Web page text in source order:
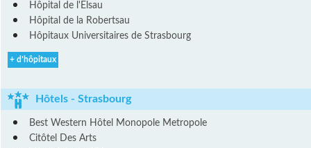
Hôpital de l'Elsau
Hôpital de la Robertsau
Hôpitaux Universitaires de Strasbourg
+ d’hôpitaux
Hôtels - Strasbourg
Best Western Hôtel Monopole Metropole
Citôtel Des Arts